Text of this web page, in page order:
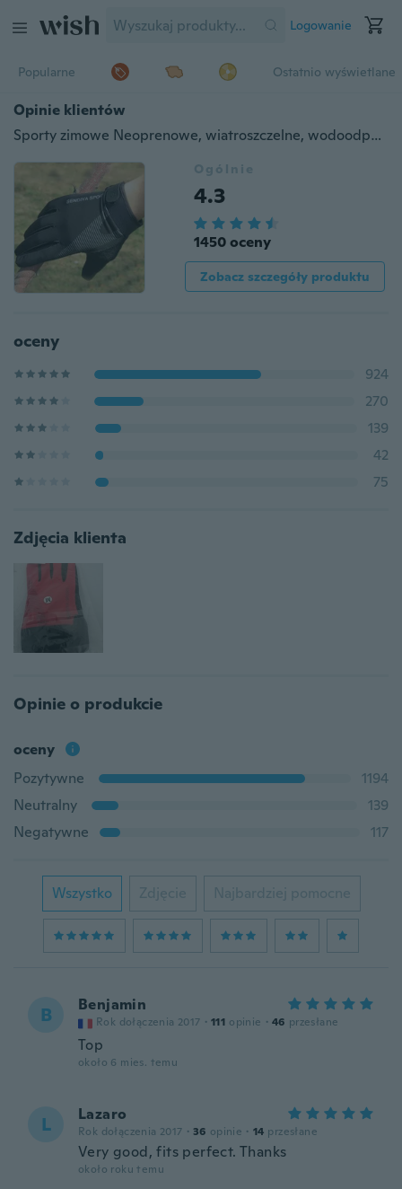
Logowanie
Popularne Ostatnio wyświetlane
Opinie klientów
Sporty zimowe Neoprenowe, wiatroszczelne, wodoodporne rękawice termiczne z ekranem narciarskim
Ogólnie
4.3
1450 oceny
Zobacz szczegóły produktu
oceny
924
270
139
42
75
Zdjęcia klienta
Opinie o produkcie
oceny
Pozytywne
1194
Neutralny
139
Negatywne
117
Wszystko Zdjęcie Najbardziej pomocne
B Benjamin
Rok dołączenia 2017 · 111 opinie · 46 przesłane
Top
około 6 mies. temu
L Lazaro
Rok dołączenia 2017 · 36 opinie · 14 przesłane
Very good, fits perfect. Thanks
około roku temu